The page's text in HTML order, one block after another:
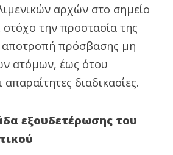
αρχών στο σημείο
στόχο την προστασία της
αποτροπή πρόσβασης μη
ατόμων, έως ότου
διαδικασίες.
εξουδετέρωσης του